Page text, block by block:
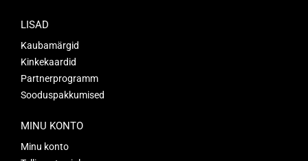
LISAD
Kaubamärgid
Kinkekaardid
Partnerprogramm
Sooduspakkumised
MINU KONTO
Minu konto